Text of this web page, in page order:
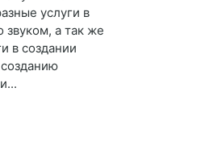
услуги в
звуком, а так же
в создании